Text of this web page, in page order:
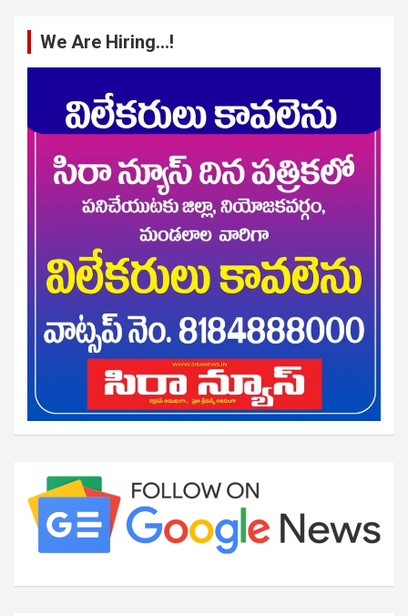
We Are Hiring…!